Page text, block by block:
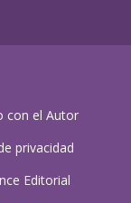
con el Autor
privacidad
Editorial